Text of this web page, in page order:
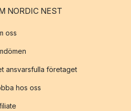
NORDIC NEST
oss
ansvarsfulla företaget
hos oss